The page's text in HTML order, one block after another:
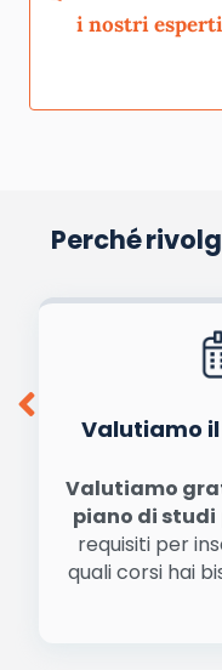
La tua email sarà utilizzata per
Acconsento
finalità di
Perché
Valutiamo
Valutiamo
piano di studi
requisiti per
quali corsi hai